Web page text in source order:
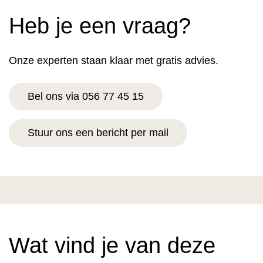
Heb je een vraag?
Onze experten staan klaar met gratis advies.
Bel ons via 056 77 45 15
Stuur ons een bericht per mail
Wat vind je van deze